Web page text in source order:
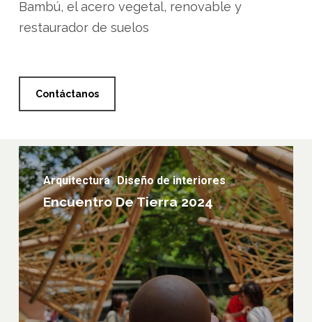
Bambú, el acero vegetal, renovable y
restaurador de suelos
Contáctanos
Encuentro
de
tierra
2024
Arquitectura Diseño de interiores
Encuentro De Tierra 2024